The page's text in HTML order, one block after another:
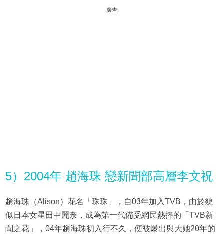
廣告
5）2004年 趙海珠 戀新聞部高層李文祝
趙海珠（Alison）花名「珠珠」，自03年加入TVB，由於貌
似日本女星田中麗奈，成為第一代備受網民熱捧的「TVB新
聞之花」，04年趙海珠初入行不久，便被爆出與大她20年的